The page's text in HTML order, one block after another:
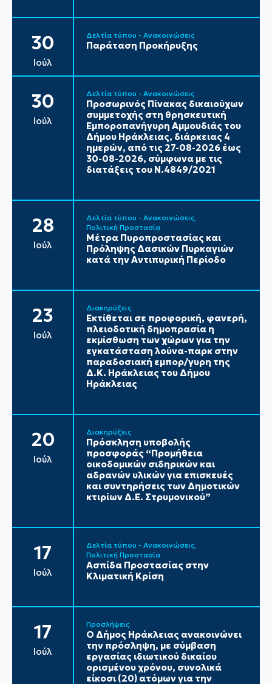
30
Ιούλ
Δελτία τύπου - Ανακοινώσεις
Παράταση Προκήρυξης
30
Ιούλ
Δελτία τύπου - Ανακοινώσεις
Προσωρινός Πίνακας δικαιούχων
συμμετοχής στη θρησκευτική
Εμποροπανήγυρη Αμμουδιάς του
Δήμου Ηράκλειας, διάρκειας 4
ημερών, από τις 27-08-2026 έως
30-08-2026, σύμφωνα με τις
διατάξεις του Ν.4849/2021
28
Ιούλ
Δελτία τύπου - Ανακοινώσεις
Πολιτική Προστασία
Μέτρα Πυροπροστασίας και
Πρόληψης Δασικών Πυρκαγιών
κατά την Αντιπυρική Περίοδο
23
Ιούλ
Διακηρύξεις
Εκτίθεται σε προφορική, φανερή,
πλειοδοτική δημοπρασία η
εκμίσθωση των χώρων για την
εγκατάσταση λούνα-παρκ στην
παραδοσιακή εμπορ/γυρη της
Δ.Κ. Ηράκλειας του Δήμου
Ηράκλειας
20
Ιούλ
Διακηρύξεις
Πρόσκληση υποβολής
προσφοράς “Προμήθεια
οικοδομικών σιδηρικών και
αδρανών υλικών για επισκευές
και συντηρήσεις των Δημοτικών
κτιρίων Δ.Ε. Στρυμονικού”
17
Ιούλ
Δελτία τύπου - Ανακοινώσεις
Πολιτική Προστασία
Ασπίδα Προστασίας στην
Κλιματική Κρίση
17
Ιούλ
Προσλήψεις
Ο Δήμος Ηράκλειας ανακοινώνει
την πρόσληψη, με σύμβαση
εργασίας ιδιωτικού δικαίου
ορισμένου χρόνου, συνολικά
είκοσι (20) ατόμων για την